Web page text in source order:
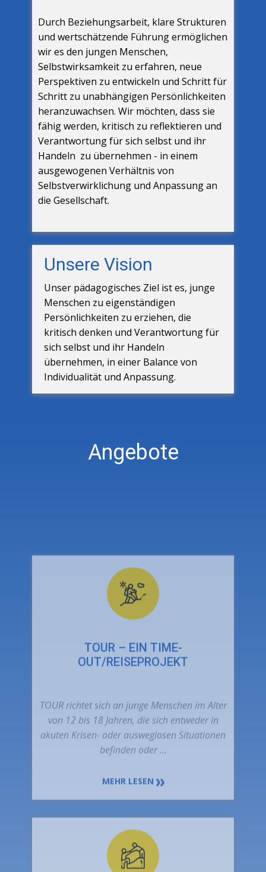
Durch Beziehungsarbeit, klare Strukturen
und wertschätzende Führung ermöglichen
wir es den jungen Menschen,
Selbstwirksamkeit zu erfahren, neue
Perspektiven zu entwickeln und Schritt für
Schritt zu unabhängigen Persönlichkeiten
heranzuwachsen. Wir möchten, dass sie
fähig werden, kritisch zu reflektieren und
Verantwortung für sich selbst und ihr
Handeln zu übernehmen - in einem
ausgewogenen Verhältnis von
Selbstverwirklichung und Anpassung an
die Gesellschaft.
Unsere Vision
Unser pädagogisches Ziel ist es, junge
Menschen zu eigenständigen
Persönlichkeiten zu erziehen, die
kritisch denken und Verantwortung für
sich selbst und ihr Handeln
übernehmen, in einer Balance von
Individualität und Anpassung.
Angebote
TOUR – EIN TIME-
OUT/REISEPROJEKT
von 12 bis 18 Jahren, die sich entweder in
akuten Krisen- oder ausweglosen Situationen
MEHR LESEN
INTENSIVE
SOZIALPÄDAGOGISCHE